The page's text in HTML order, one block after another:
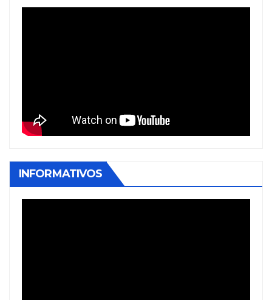
INFORMATIVOS